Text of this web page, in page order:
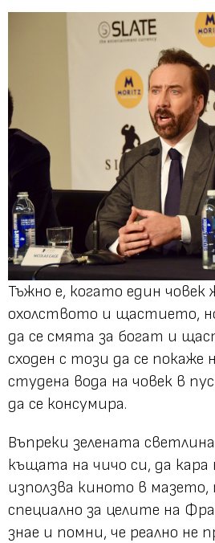
Тъжно е, когато един човек
охолството и щастието,
да се смята за богат и
сходен с този да се
студена вода на човек в
да се консумира.
Въпреки зелената
къщата на чичо си, да кара
използва киното в мазето,
специално за целите на
знае и помни, че реално не